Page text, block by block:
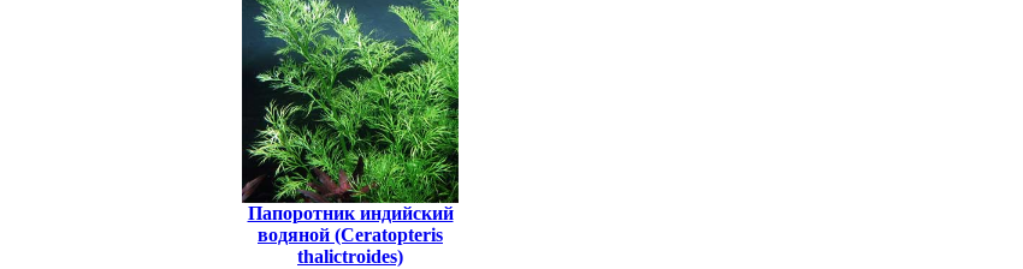
Папоротник индийский
водяной (Ceratopteris
thalictroides)